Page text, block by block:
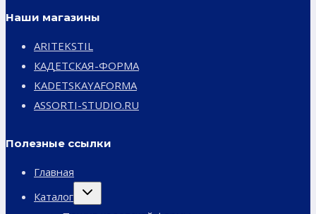
Наши магазины
ARITEKSTIL
КАДЕТСКАЯ-ФОРМА
KADETSKAYAFORMA
ASSORTI-STUDIO.RU
Полезные ссылки
Главная
Каталог
Переключить